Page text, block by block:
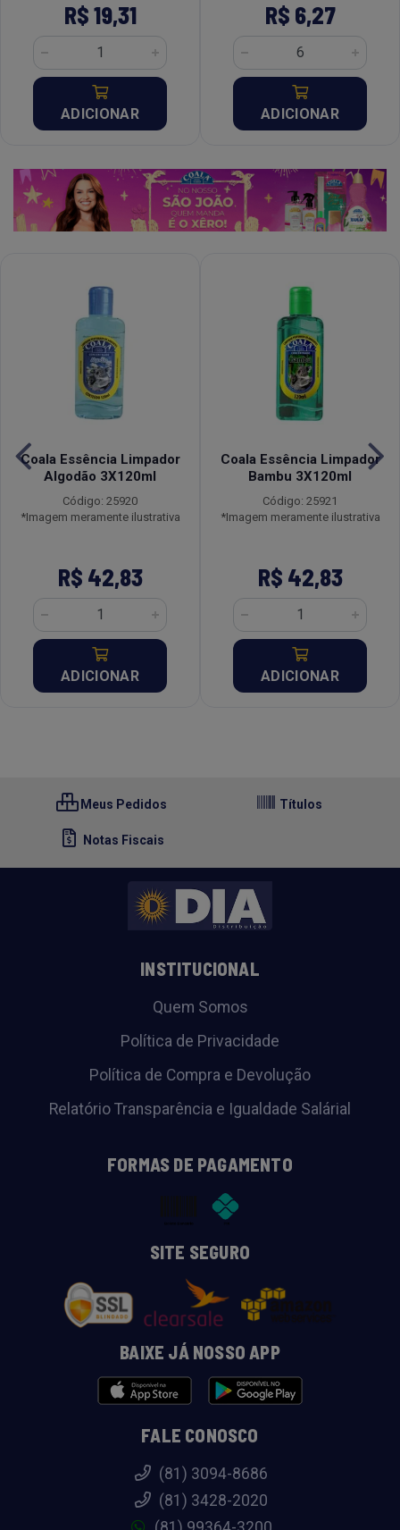
R$ 19,31
ADICIONAR
R$ 6,27
ADICIONAR
Coala Essência Limpador
Algodão 3X120ml
Código: 25920
*Imagem meramente ilustrativa
R$ 42,83
ADICIONAR
Coala Essência Limpador
Bambu 3X120ml
Código: 25921
*Imagem meramente ilustrativa
R$ 42,83
ADICIONAR
Meus Pedidos Títulos
Notas Fiscais
INSTITUCIONAL
Quem Somos
Política de Privacidade
Política de Compra e Devolução
Relatório Transparência e Igualdade Salárial
FORMAS DE PAGAMENTO
SITE SEGURO
BAIXE JÁ NOSSO APP
FALE CONOSCO
(81) 3094-8686
(81) 3428-2020